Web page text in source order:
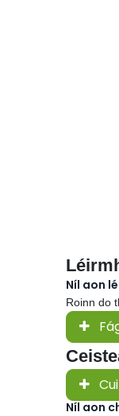
Níl aon
Roinn do
Níl aon